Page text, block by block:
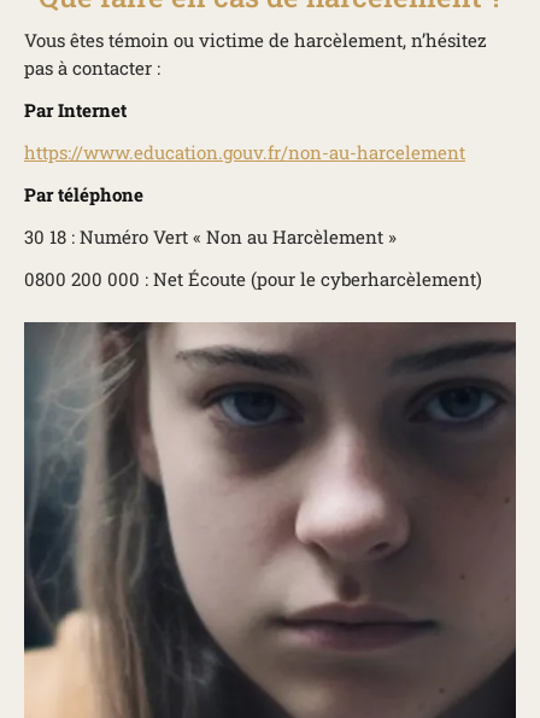
Vous êtes témoin ou victime de harcèlement, n’hésitez
pas à contacter :
Par Internet
https://www.education.gouv.fr/non-au-harcelement
Par téléphone
30 18 : Numéro Vert « Non au Harcèlement »
0800 200 000 : Net Écoute (pour le cyberharcèlement)